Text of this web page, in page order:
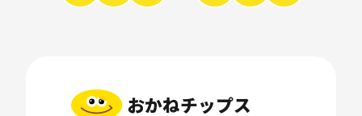
おかねチップス